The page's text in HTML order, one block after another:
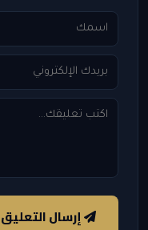
إرسال التعليق